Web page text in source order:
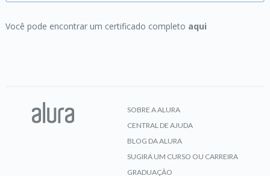
Você pode encontrar um certificado completo aqui
SOBRE A ALURA
CENTRAL DE AJUDA
BLOG DA ALURA
SUGIRA UM CURSO OU CARREIRA
GRADUAÇÃO